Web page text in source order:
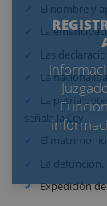
El nombre y
La
Las
La
La patria
señala la Ley.
El
La defunción.
Expedición